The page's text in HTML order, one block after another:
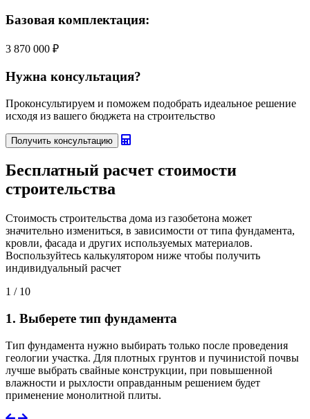
Базовая комплектация:
3 870 000 ₽
Нужна консультация?
Проконсультируем и поможем подобрать идеальное решение
исходя из вашего бюджета на строительство
Получить консультацию
Бесплатный расчет стоимости
строительства
Стоимость строительства дома из газобетона может
значительно измениться, в зависимости от типа фундамента,
кровли, фасада и других используемых материалов.
Воспользуйтесь калькулятором ниже чтобы получить
индивидуальный расчет
1 / 10
1. Выберете тип фундамента
Тип фундамента нужно выбирать только после проведения
геологии участка. Для плотных грунтов и пучинистой почвы
лучше выбрать свайные конструкции, при повышенной
влажности и рыхлости оправданным решением будет
применение монолитной плиты.